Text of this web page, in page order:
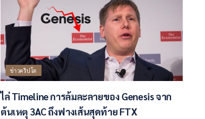
ข่าวคริปโต
ไล่ Timeline การล้มละลายของ Genesis จาก
ต้นเหตุ 3AC ถึงฟางเส้นสุดท้าย FTX